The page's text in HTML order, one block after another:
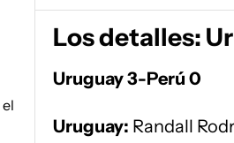
Los detalles:
Uruguay 3-Perú 0
Uruguay: Randall